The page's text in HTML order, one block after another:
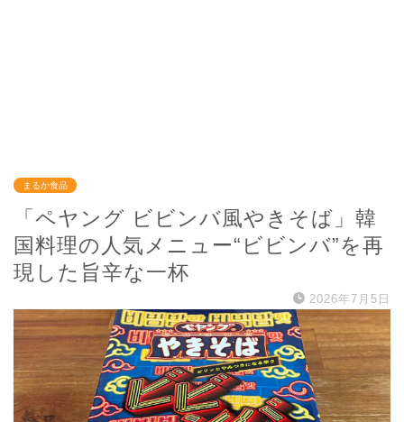
まるか食品
「ペヤング ビビンバ風やきそば」韓
国料理の人気メニュー“ビビンバ”を再
現した旨辛な一杯
2026年7月5日